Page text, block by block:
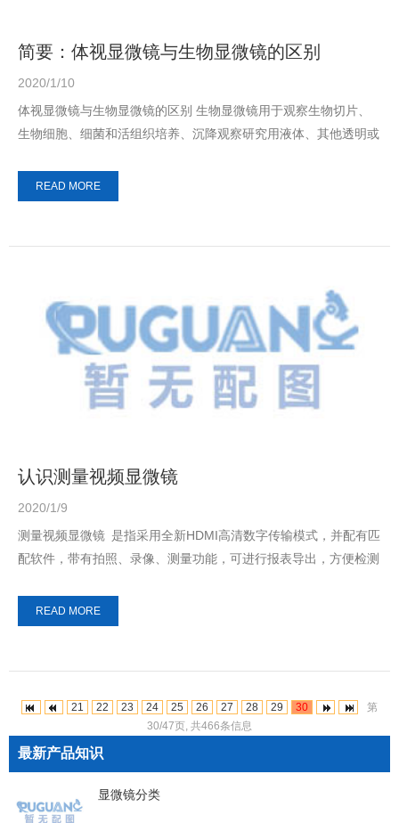
简要：体视显微镜与生物显微镜的区别
2020/1/10
体视显微镜与生物显微镜的区别 生物显微镜用于观察生物切片、
生物细胞、细菌和活组织培养、沉降观察研究用液体、其他透明或
READ MORE
认识测量视频显微镜
2020/1/9
测量视频显微镜 是指采用全新HDMI高清数字传输模式，并配有匹
配软件，带有拍照、录像、测量功能，可进行报表导出，方便检测
READ MORE
21 22 23 24 25 26 27 28 29 30
第
30/47页, 共466条信息
最新产品知识
显微镜分类